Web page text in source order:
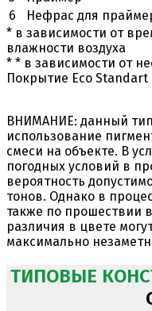
6
Нефрас для
* в зависимости от
влажности воздуха
* * в зависимости от
Покрытие Eco Standart
ВНИМАНИЕ: данный
использование
смеси на объекте. В
погодных условий в
вероятность
тонов. Однако в
также по прошествии
различия в цвете
максимально
ТИПОВЫЕ